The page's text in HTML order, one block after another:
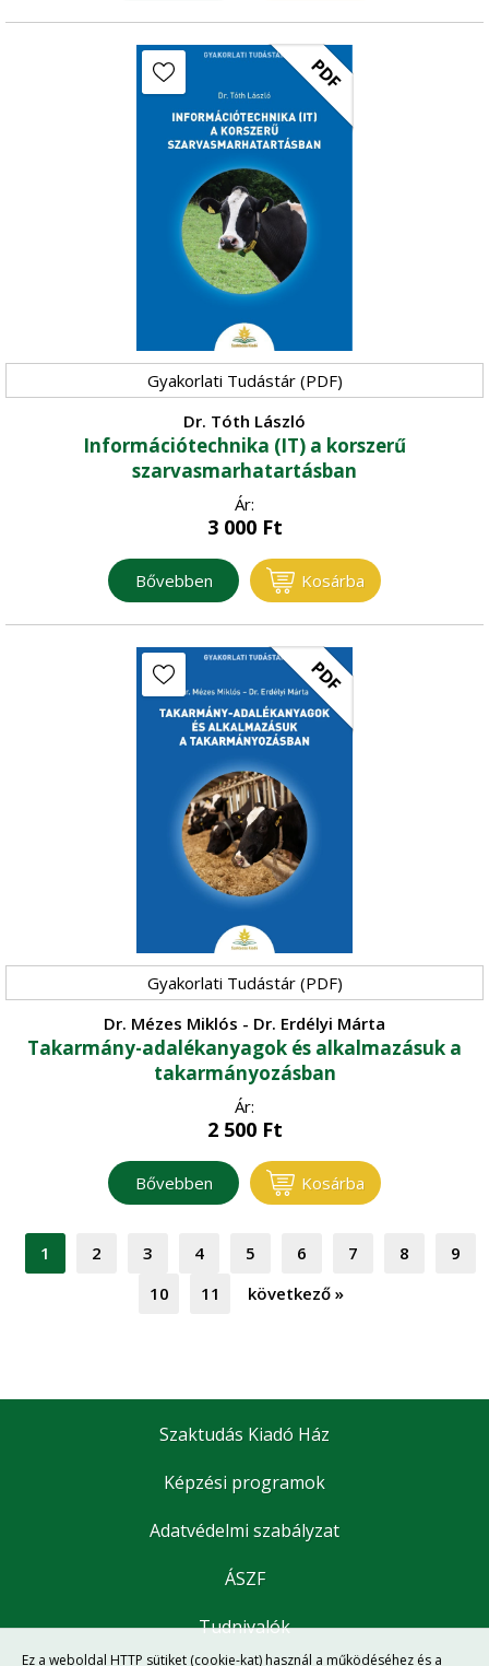
PDF
Gyakorlati Tudástár (PDF)
Dr. Tóth László
Információtechnika (IT) a korszerű
szarvasmarhatartásban
Ár:
3 000Ft
Bővebben Kosárba
PDF
Gyakorlati Tudástár (PDF)
Dr. Mézes Miklós - Dr. Erdélyi Márta
Takarmány-adalékanyagok és alkalmazásuk a
takarmányozásban
Ár:
2 500Ft
Bővebben Kosárba
1 2 3 4 5 6 7 8
9
10
11 következő »
Szaktudás Kiadó Ház
Képzési programok
Adatvédelmi szabályzat
ÁSZF
Tudnivalók
Ez a weboldal HTTP sütiket (cookie-kat) használ a működéséhez és a